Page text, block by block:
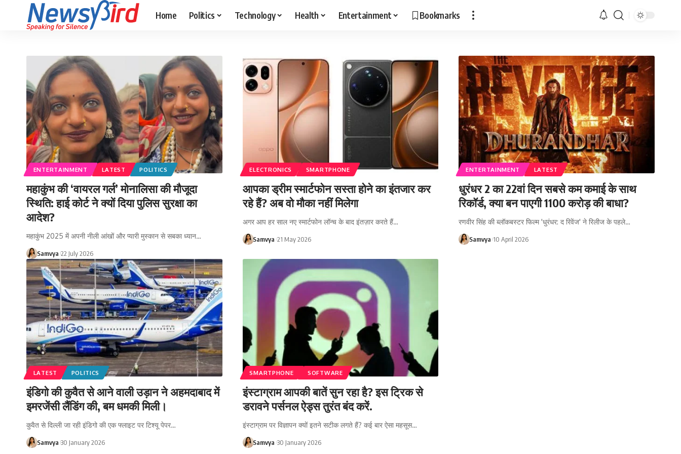
Home Politics Technology Health Entertainment Bookmarks
ENTERTAINMENT LATEST POLITICS
महाकुंभ की ‘वायरल गर्ल’ मोनालिसा की मौजूदा
स्थिति: हाई कोर्ट ने क्यों दिया पुलिस सुरक्षा का
आदेश?
महाकुंभ 2025 में अपनी नीली आंखों और प्यारी मुस्कान से सबका ध्यान…
Samvya 22 July 2026
ELECTRONICS SMARTPHONE
आपका ड्रीम स्मार्टफोन सस्ता होने का इंतजार कर
रहे हैं? अब वो मौका नहीं मिलेगा
अगर आप हर साल नए स्मार्टफोन लॉन्च के बाद इंतज़ार करते हैं…
Samvya 21 May 2026
ENTERTAINMENT LATEST
धुरंधर 2 का 22वां दिन सबसे कम कमाई के साथ
रिकॉर्ड, क्या बन पाएगी 1100 करोड़ की बाधा?
रणवीर सिंह की ब्लॉकबस्टर फिल्म 'धुरंधर: द रिवेंज' ने रिलीज के पहले…
Samvya 10 April 2026
LATEST POLITICS
इंडिगो की कुवैत से आने वाली उड़ान ने अहमदाबाद में
इमरजेंसी लैंडिंग की, बम धमकी मिली।
कुवैत से दिल्ली जा रही इंडिगो की एक फ्लाइट पर टिश्यू पेपर…
Samvya 30 January 2026
SMARTPHONE SOFTWARE
इंस्टाग्राम आपकी बातें सुन रहा है? इस ट्रिक से
डरावने पर्सनल ऐड्स तुरंत बंद करें.
इंस्टाग्राम पर विज्ञापन क्यों इतने सटीक लगते हैं? कई बार ऐसा महसूस…
Samvya 30 January 2026